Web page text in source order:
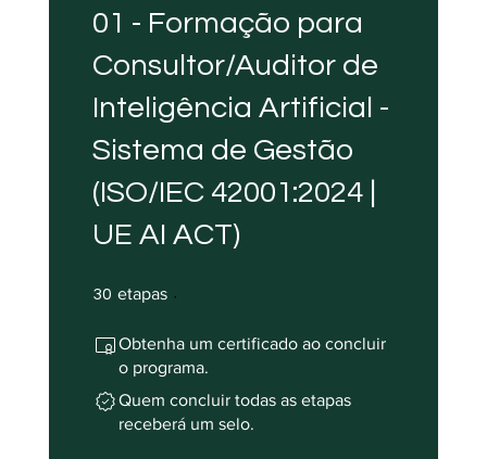
01 - Formação para
Consultor/Auditor de
Inteligência Artificial -
Sistema de Gestão
(ISO/IEC 42001:2024 |
UE AI ACT)
30 etapas
Obtenha um certificado ao concluir
o programa.
Quem concluir todas as etapas
receberá um selo.